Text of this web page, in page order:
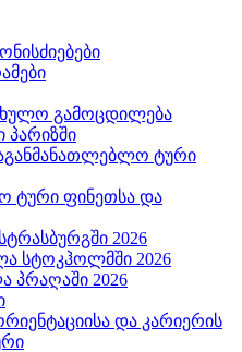
გამოცდილება
პარიზში
ტური
ტური ფინეთსა და
2026
სტოკჰოლმში 2026
პრაღაში 2026
და კარიერის